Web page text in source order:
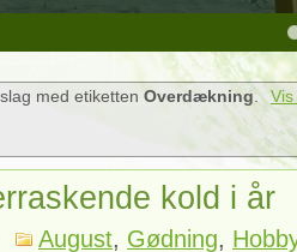
med etikettenOverdækning.
kold i år
August, Gødning,